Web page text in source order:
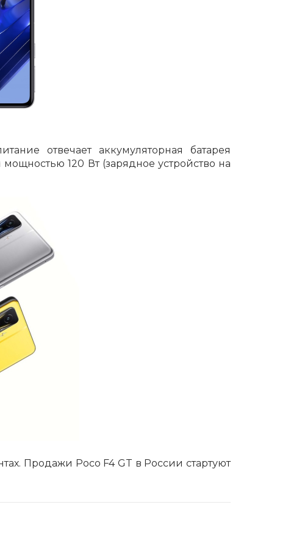
отвечает аккумуляторная батарея
120 Вт (зарядное устройство на
Продажи Poco F4 GT в России стартуют